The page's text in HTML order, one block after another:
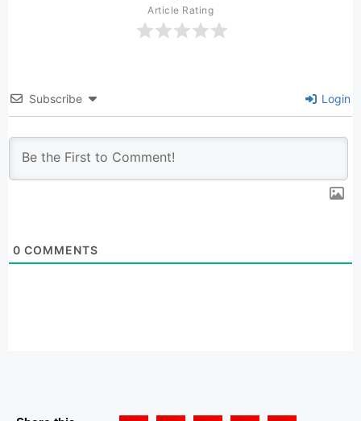
Article Rating
Subscribe Login
0 COMMENTS